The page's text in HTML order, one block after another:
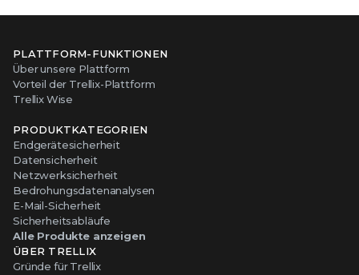
PLATTFORM-FUNKTIONEN
Über unsere Plattform
Vorteil der Trellix-Plattform
Trellix Wise
PRODUKTKATEGORIEN
Endgerätesicherheit
Datensicherheit
Netzwerksicherheit
Bedrohungsdatenanalysen
E-Mail-Sicherheit
Sicherheitsabläufe
Alle Produkte anzeigen
ÜBER TRELLIX
Gründe für Trellix